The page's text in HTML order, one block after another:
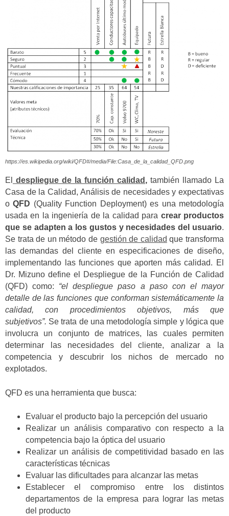
https://es.wikipedia.org/wiki/QFD#/media/File:Casa_de_la_calidad_QFD.png
El despliegue de la función calidad , también llamado La
Casa de la Calidad, Análisis de necesidades y expectativas
oQFD (Quality Function Deployment) es una metodología
usada en la ingeniería de la calidad para crear productos
que se adapten a los gustos y necesidades del usuario.
Se trata de un método de gestión de calidad que transforma
las demandas del cliente en especificaciones de diseño,
implementando las funciones que aporten más calidad. El
Dr. Mizuno define el Despliegue de la Función de Calidad
(QFD) como: “el despliegue paso a paso con el mayor
detalle de las funciones que conforman sistemáticamente la
calidad, con procedimientos objetivos, más que
subjetivos”. Se trata de una metodología simple y lógica que
involucra un conjunto de matrices, las cuales permiten
determinar las necesidades del cliente, analizar a la
competencia y descubrir los nichos de mercado no
explotados.
QFD es una herramienta que busca:
Evaluar el producto bajo la percepción del usuario
Realizar un análisis comparativo con respecto a la
competencia bajo la óptica del usuario
Realizar un análisis de competitividad basado en las
características técnicas
Evaluar las dificultades para alcanzar las metas
Establecer el compromiso entre los distintos
departamentos de la empresa para lograr las metas
del producto